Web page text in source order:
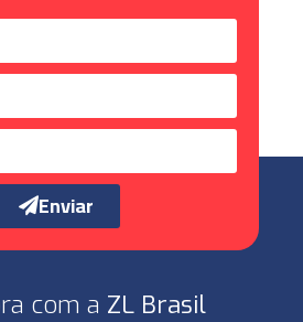
Enviar
com a ZL Brasil